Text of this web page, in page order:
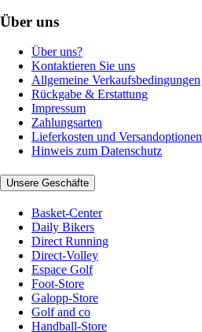
Über uns
Über uns?
Kontaktieren Sie uns
Allgemeine Verkaufsbedingungen
Rückgabe & Erstattung
Impressum
Zahlungsarten
Lieferkosten und Versandoptionen
Hinweis zum Datenschutz
Unsere Geschäfte
Basket-Center
Daily Bikers
Direct Running
Direct-Volley
Espace Golf
Foot-Store
Galopp-Store
Golf and co
Handball-Store